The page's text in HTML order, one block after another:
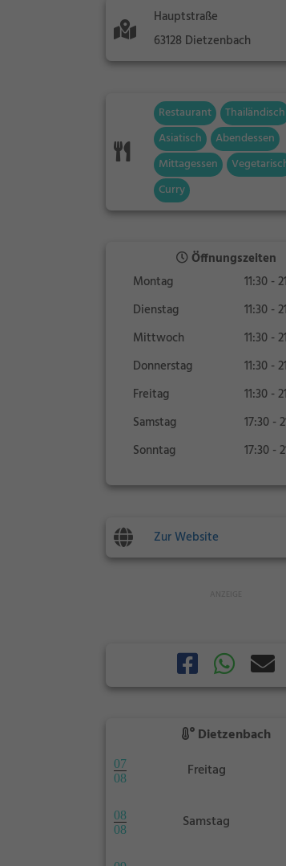
Hauptstraße
63128 Dietzenbach
Restaurant
Thailändisch
Asiatisch
Abendessen
Mittagessen
Curry
Öffnungszeiten
Montag
11:30 -
Dienstag
11:30 -
Mittwoch
11:30 -
Donnerstag
11:30 -
Freitag
11:30 -
Samstag
17:30 -
Sonntag
17:30 -
Zur Website
Dietzenbach
07
08
Freitag
08
08
Samstag